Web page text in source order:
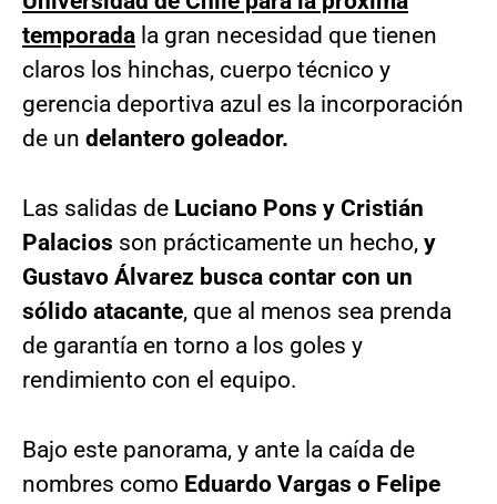
temporada la gran necesidad que tienen
claros los hinchas, cuerpo técnico y
gerencia deportiva azul es la incorporación
de un delantero goleador.
Las salidas de Luciano Pons y Cristián
Palacios son prácticamente un hecho, y
Gustavo Álvarez busca contar con un
sólido atacante, que al menos sea prenda
de garantía en torno a los goles y
rendimiento con el equipo.
Bajo este panorama, y ante la caída de
nombres como Eduardo Vargas o Felipe